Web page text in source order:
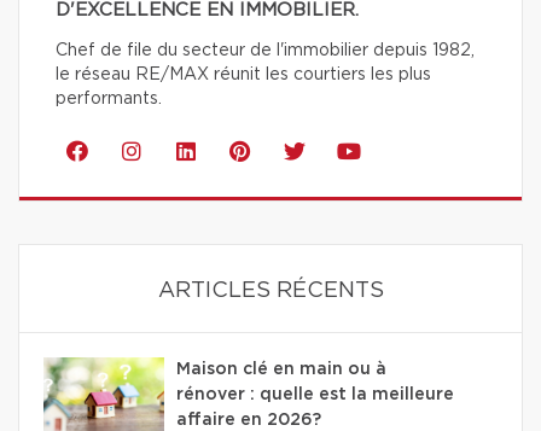
D'EXCELLENCE EN IMMOBILIER.
Chef de file du secteur de l'immobilier depuis 1982,
le réseau RE/MAX réunit les courtiers les plus
performants.
ARTICLES RÉCENTS
Maison clé en main ou à
rénover : quelle est la meilleure
affaire en 2026?